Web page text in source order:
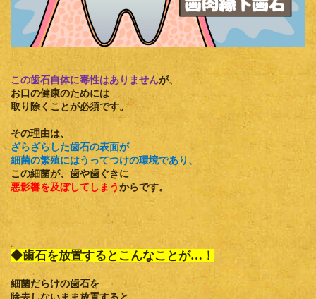
この歯石自体に毒性はありませんが、
お口の健康のためには
取り除くことが必須です。
その理由は、
ざらざらした歯石の表面が
細菌の繁殖にはうってつけの環境であり、
この細菌が、歯や歯ぐきに
悪影響を及ぼしてしまう からです。
◆歯石を放置するとこんなことが…！
細菌だらけの歯石を